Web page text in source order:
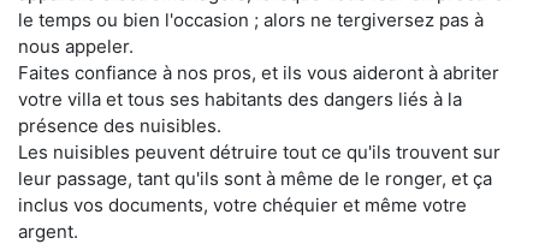
le temps ou bien l'occasion ; alors ne tergiversez pas à
nous appeler.
Faites confiance à nos pros, et ils vous aideront à abriter
votre villa et tous ses habitants des dangers liés à la
présence des nuisibles.
Les nuisibles peuvent détruire tout ce qu'ils trouvent sur
leur passage, tant qu'ils sont à même de le ronger, et ça
inclus vos documents, votre chéquier et même votre
argent.